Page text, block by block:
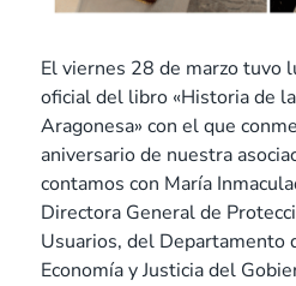
El viernes 28 de marzo tuvo
oficial del libro «Historia de
Aragonesa» con el que
aniversario de nuestra
contamos con María
Directora General de
Usuarios, del Departamento
Economía y Justicia del